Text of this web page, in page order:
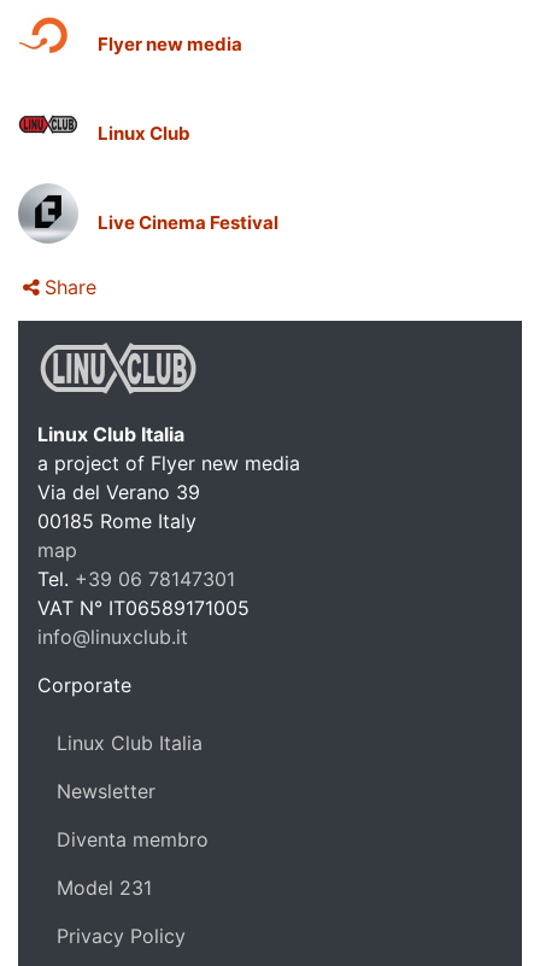
Flyer new media
Linux Club
Live Cinema Festival
Share
Linux
Linux Club Italia
a project of Flyer new media
Via del Verano 39
00185 Rome Italy
map
Tel. +39 06 78147301
VAT N° IT06589171005
info@linuxclub.it
Corporate
Linux Club Italia
Newsletter
Diventa membro
Model 231
Privacy Policy